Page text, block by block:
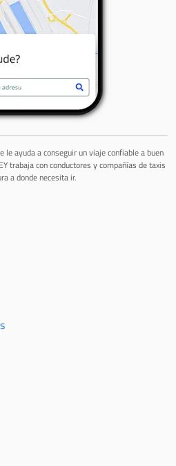
le ayuda a conseguir un viaje confiable a buen
trabaja con conductores y compañías de taxis
a donde necesita ir.